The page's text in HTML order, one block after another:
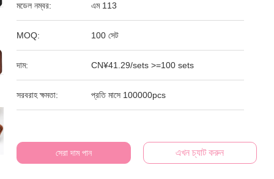
মডেল নম্বর: এম 113
MOQ: 100 সেট
দাম: CN¥41.29/sets >=100 sets
সরবরাহ ক্ষমতা: প্রতি মাসে 100000pcs
সেরা দাম পান এখন চ্যাট করুন